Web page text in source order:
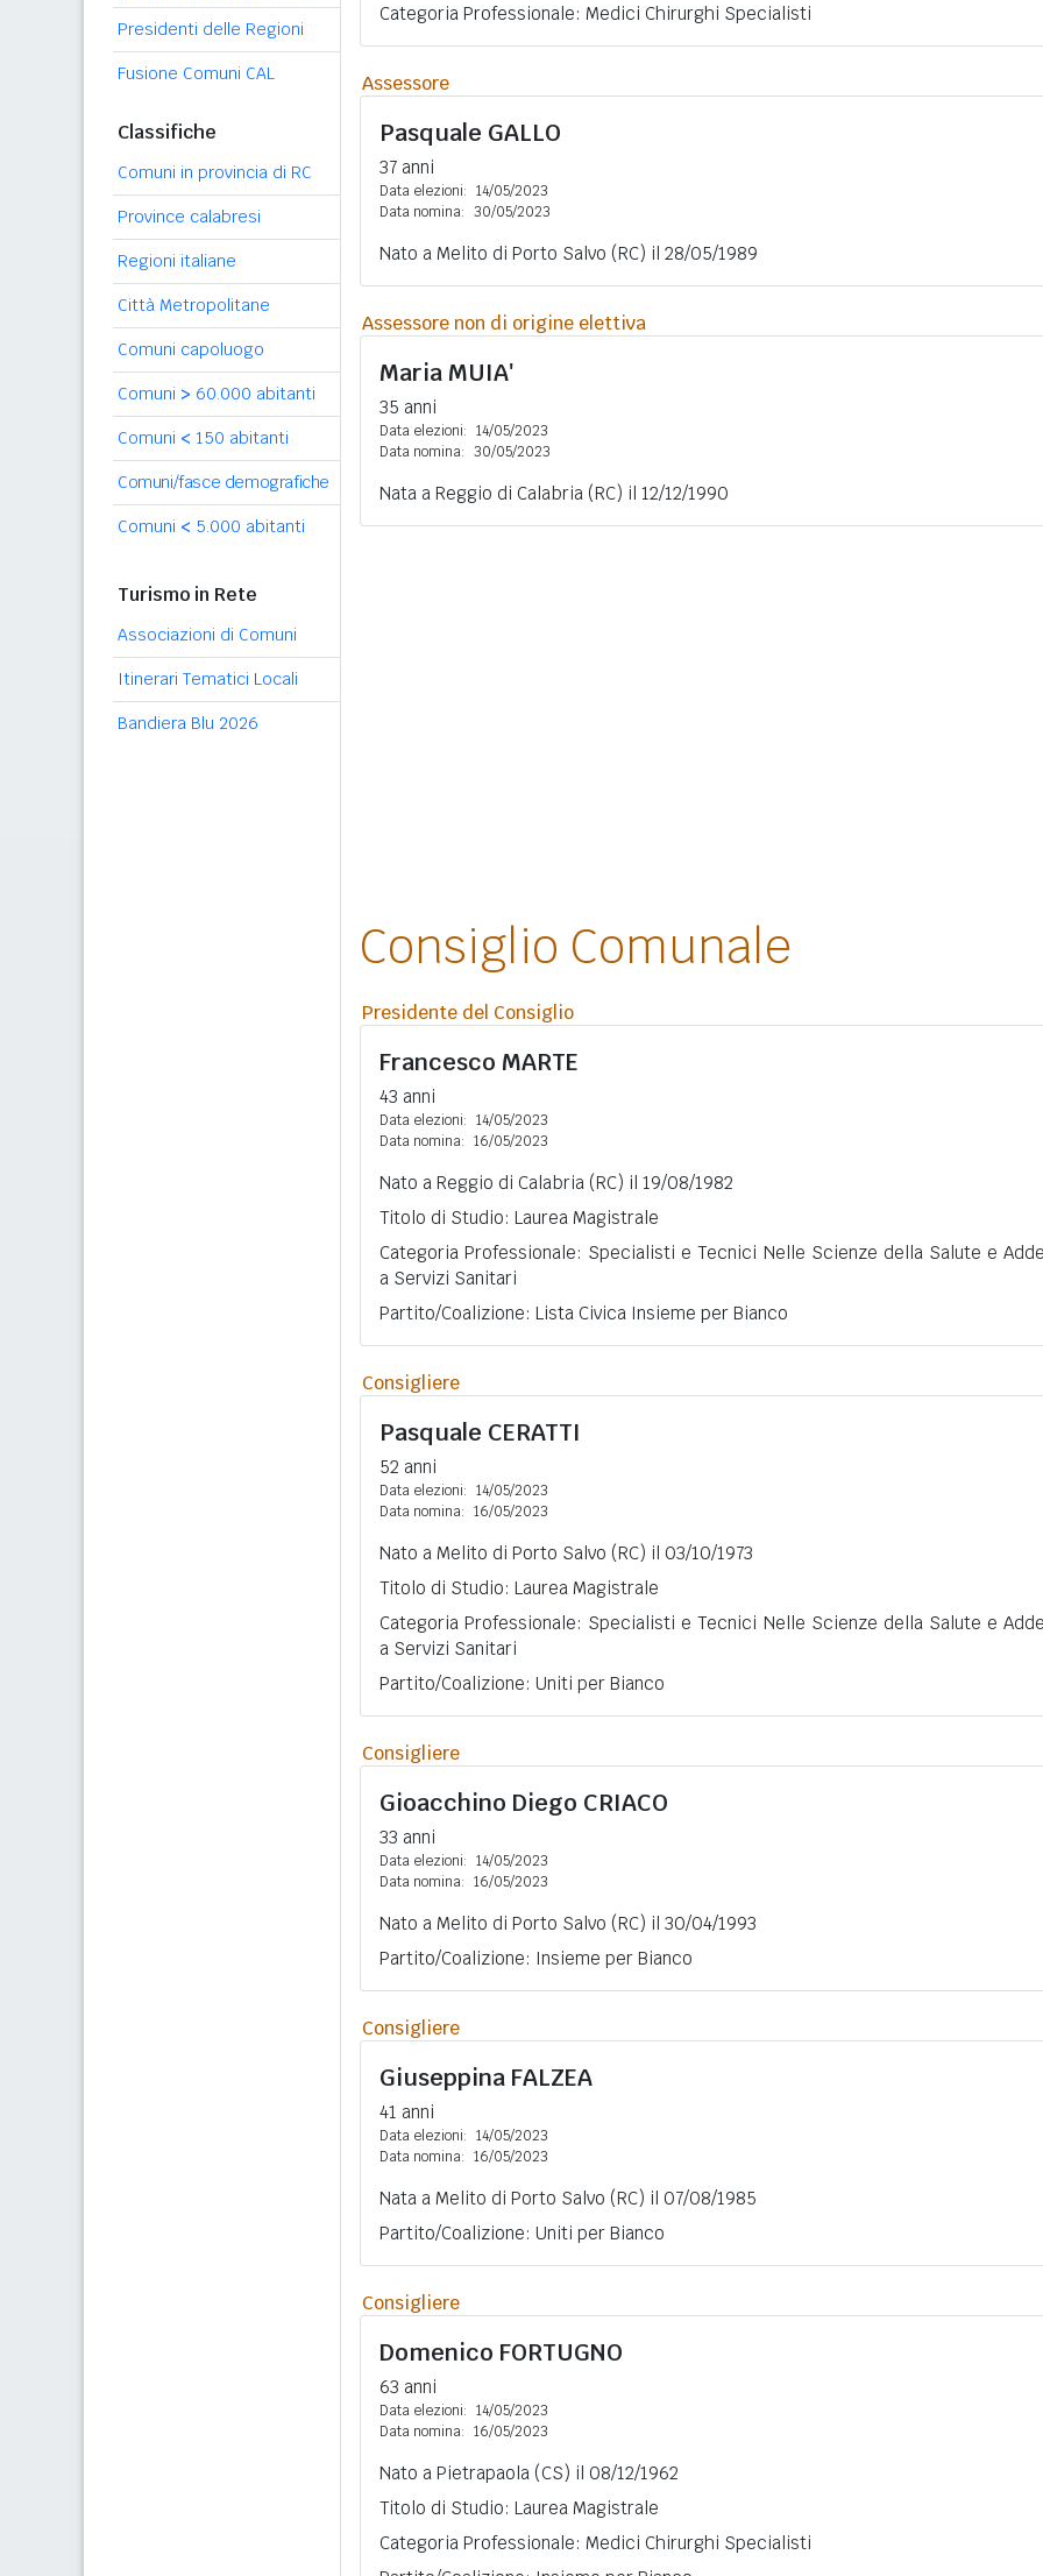
Presidenti delle Regioni
Fusione Comuni CAL
Classifiche
Comuni in provincia di RC
Province calabresi
Regioni italiane
Città Metropolitane
Comuni capoluogo
Comuni > 60.000 abitanti
Comuni < 150 abitanti
Comuni/fasce demografiche
Comuni < 5.000 abitanti
Turismo in Rete
Associazioni di Comuni
Itinerari Tematici Locali
Bandiera Blu 2026
Categoria Professionale: Medici Chirurghi Specialisti
Assessore
Pasquale GALLO
37 anni
Data elezioni: 14/05/2023
Data nomina: 30/05/2023
Nato a Melito di Porto Salvo (RC) il 28/05/1989
Assessore non di origine elettiva
Maria MUIA'
35 anni
Data elezioni: 14/05/2023
Data nomina: 30/05/2023
Nata a Reggio di Calabria (RC) il 12/12/1990
Consiglio Comunale
Presidente del Consiglio
Francesco MARTE
43 anni
Data elezioni: 14/05/2023
Data nomina: 16/05/2023
Nato a Reggio di Calabria (RC) il 19/08/1982
Titolo di Studio: Laurea Magistrale
Categoria Professionale: Specialisti e Tecnici Nelle Scienze della Salute e
a Servizi Sanitari
Partito/Coalizione: Lista Civica Insieme per Bianco
Consigliere
Pasquale CERATTI
52 anni
Data elezioni: 14/05/2023
Data nomina: 16/05/2023
Nato a Melito di Porto Salvo (RC) il 03/10/1973
Titolo di Studio: Laurea Magistrale
Categoria Professionale: Specialisti e Tecnici Nelle Scienze della Salute e
a Servizi Sanitari
Partito/Coalizione: Uniti per Bianco
Consigliere
Gioacchino Diego CRIACO
33 anni
Data elezioni: 14/05/2023
Data nomina: 16/05/2023
Nato a Melito di Porto Salvo (RC) il 30/04/1993
Partito/Coalizione: Insieme per Bianco
Consigliere
Giuseppina FALZEA
41 anni
Data elezioni: 14/05/2023
Data nomina: 16/05/2023
Nata a Melito di Porto Salvo (RC) il 07/08/1985
Partito/Coalizione: Uniti per Bianco
Consigliere
Domenico FORTUGNO
63 anni
Data elezioni: 14/05/2023
Data nomina: 16/05/2023
Nato a Pietrapaola (CS) il 08/12/1962
Titolo di Studio: Laurea Magistrale
Categoria Professionale: Medici Chirurghi Specialisti